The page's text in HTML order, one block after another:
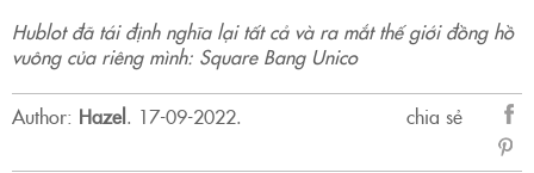
Hublot đã tái định nghĩa lại tất cả và ra mắt thế giới đồng hồ
vuông của riêng mình: Square Bang Unico
Author: Hazel. 17-09-2022.
chia sẻ
sẻ